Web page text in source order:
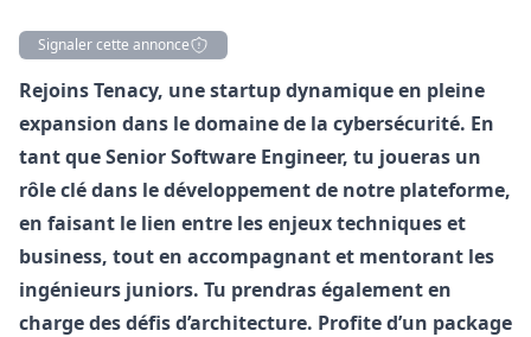
Signaler cette annonce
Description
Rejoins Tenacy, une startup dynamique en pleine
expansion dans le domaine de la cybersécurité. En
tant que Senior Software Engineer, tu joueras un
rôle clé dans le développement de notre plateforme,
en faisant le lien entre les enjeux techniques et
business, tout en accompagnant et mentorant les
ingénieurs juniors. Tu prendras également en
charge des défis d’architecture. Profite d’un package